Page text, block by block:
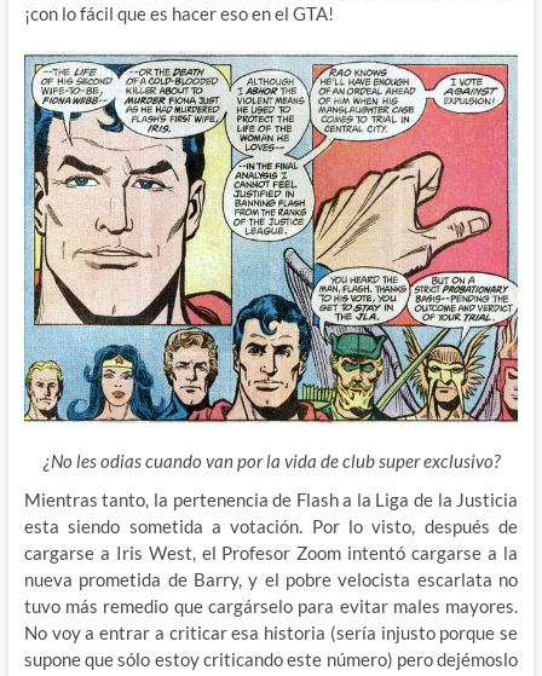
¡con lo fácil que es hacer eso en el GTA!
¿No les odias cuando van por la vida de club super exclusivo?
Mientras tanto, la pertenencia de Flash a la Liga de la Justicia
esta siendo sometida a votación. Por lo visto, después de
cargarse a Iris West, el Profesor Zoom intentó cargarse a la
nueva prometida de Barry, y el pobre velocista escarlata no
tuvo más remedio que cargárselo para evitar males mayores.
No voy a entrar a criticar esa historia (sería injusto porque se
supone que sólo estoy criticando este número) pero dejémoslo